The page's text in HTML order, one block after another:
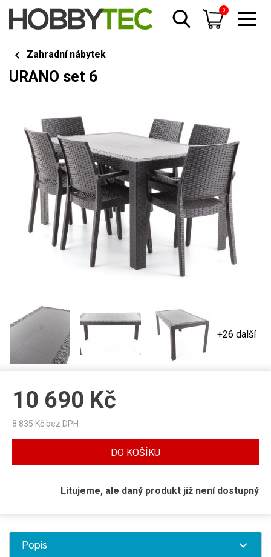
0
Zahradní nábytek
URANO set 6
+26 další
10 690 Kč
8 835 Kč bez DPH
DO KOŠÍKU
Litujeme, ale daný produkt již není dostupný
Popis